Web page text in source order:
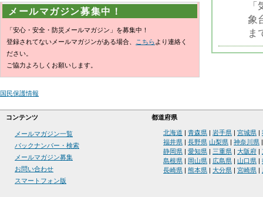
象
ま
メールマガジン募集中！
「安心・安全・防災メールマガジン」を募集中！
登録されてないメールマガジンがある場合、
こちら より連絡く
ださい。
ご協力よろしくお願いします。
国民保護情報
コンテンツ 都道府県
メールマガジン一覧
バックナンバー・検索
メールマガジン募集
お問い合わせ
スマートフォン版
北海道 青森県 岩手県 宮城県
福井県
長野県 山梨県 神奈川県
静岡県
愛知県 三重県 大阪府
島根県
岡山県 広島県 山口県
長崎県
熊本県 大分県 宮崎県